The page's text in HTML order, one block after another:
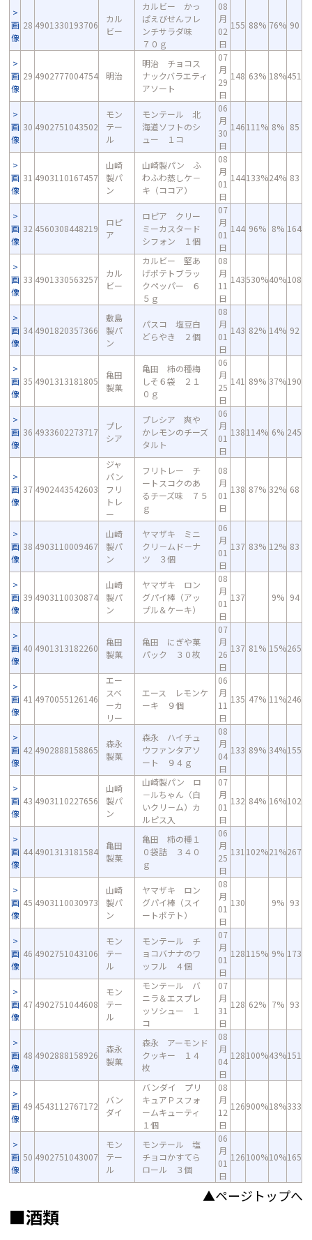
画
像
28 4901330193706
カル
ビー
カルビー かっ
ぱえびせんフレ
ンチサラダ味
７０ｇ
08
月
02
日
155 88% 76% 90
画
像
29 4902777004754 明治
明治 チョコス
ナックバラエティ
アソート
07
月
29
日
148 63% 18%451
画
像
30 4902751043502
モン
テー
ル
モンテール 北
海道ソフトのシ
ュー １コ
06
月
30
日
146111% 8% 85
画
像
31 4903110167457
山崎
製パ
ン
山崎製パン ふ
わふわ蒸しケ－
キ（ココア）
08
月
01
日
144133%24% 83
画
像
32 4560308448219
ロピ
ア
ロピア クリー
ミーカスタード
シフォン １個
07
月
01
日
144 96% 8% 164
画
像
33 4901330563257
カル
ビー
カルビー 堅あ
げポテトブラッ
クペッパー ６
５ｇ
08
月
11
日
143530%40%108
画
像
34 4901820357366
敷島
製パ
ン
パスコ 塩豆白
どらやき ２個
08
月
01
日
143 82% 14% 92
画
像
35 4901313181805
亀田
製菓
亀田 柿の種梅
しそ６袋 ２１
０ｇ
06
月
25
日
141 89% 37%190
画
像
36 4933602273717
プレ
シア
プレシア 爽や
かレモンのチーズ
タルト
06
月
01
日
138114% 6% 245
画
像
37 4902443542603
ジャ
パン
フリ
トレ
ー
フリトレー チ
ートスコクのあ
るチーズ味 ７５
ｇ
08
月
01
日
138 87% 32% 68
画
像
38 4903110009467
山崎
製パ
ン
ヤマザキ ミニ
クリ－ムド－ナ
ツ ３個
06
月
01
日
137 83% 12% 83
画
像
39 4903110030874
山崎
製パ
ン
ヤマザキ ロン
グパイ棒（アッ
プル＆ケーキ）
08
月
01
日
137 9% 94
画
像
40 4901313182260
亀田
製菓
亀田 にぎや菓
パック ３０枚
07
月
26
日
137 81% 15%265
画
像
41 4970055126146
エー
スベ
ーカ
リー
エース レモンケ
ーキ ９個
06
月
11
日
135 47% 11%246
画
像
42 4902888158865
森永
製菓
森永 ハイチュ
ウファンタアソ
ート ９４ｇ
08
月
04
日
133 89% 34%155
画
像
43 4903110227656
山崎
製パ
ン
山崎製パン ロ
－ルちゃん（白
いクリ－ム）カ
ルピス入
07
月
01
日
132 84% 16%102
画
像
44 4901313181584
亀田
製菓
亀田 柿の種１
０袋詰 ３４０
ｇ
06
月
25
日
131 102%21%267
画
像
45 4903110030973
山崎
製パ
ン
ヤマザキ ロン
グパイ棒（スイ
ートポテト）
08
月
01
日
130 9% 93
画
像
46 4902751043106
モン
テー
ル
モンテール チ
ョコバナナのワ
ッフル ４個
07
月
01
日
128115% 9% 173
画
像
47 4902751044608
モン
テー
ル
モンテール バ
ニラ＆エスプレ
ッソシュー １
コ
07
月
31
日
128 62% 7% 93
画
像
48 4902888158926
森永
製菓
森永 アーモンド
クッキー １４
枚
08
月
04
日
128100%43%151
画
像
49 4543112767172
バン
ダイ
バンダイ プリ
キュアＰスフォ
ームキューティ
１個
08
月
12
日
126900%18%333
画
像
50 4902751043007
モン
テー
ル
モンテール 塩
チョコかすてら
ロール ３個
06
月
01
日
126100%10%165
▲ページトップへ
■酒類